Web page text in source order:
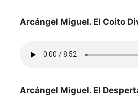
Arcángel Miguel. El Coito
Arcángel Miguel. El